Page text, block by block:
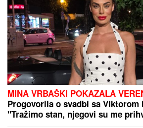
"OVO JE UBISTVO U AFEKTU,
ĆE OTKRITI KOJI JE UDARAC